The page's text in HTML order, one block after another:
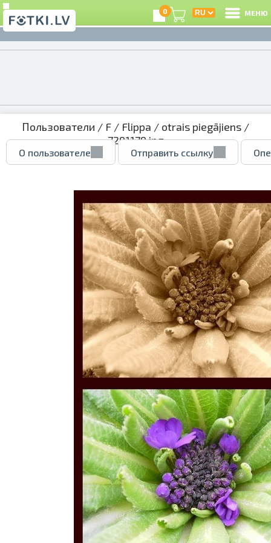
0 МЕНЮ
Пользователи / F / Flippa / otrais piegājiens /
7291179.jpg
О пользователе Отправить ссылку